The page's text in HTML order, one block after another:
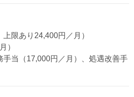
限あり24,400円／月）
）
手当（17,000円／月）、処遇改善手